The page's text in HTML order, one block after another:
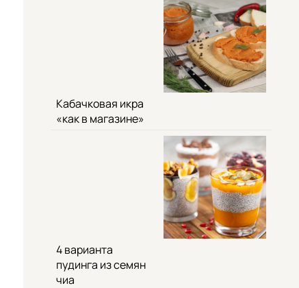
Кабачковая икра
«как в магазине»
4 варианта
пудинга из семян
чиа